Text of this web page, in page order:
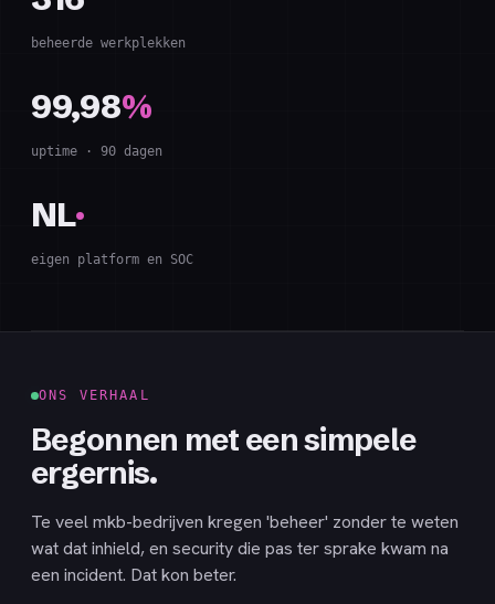
beheerde werkplekken
99,98%
uptime · 90 dagen
NL·
eigen platform en SOC
ONS VERHAAL
Begonnen met een simpele
ergernis.
Te veel mkb-bedrijven kregen 'beheer' zonder te weten
wat dat inhield, en security die pas ter sprake kwam na
een incident. Dat kon beter.